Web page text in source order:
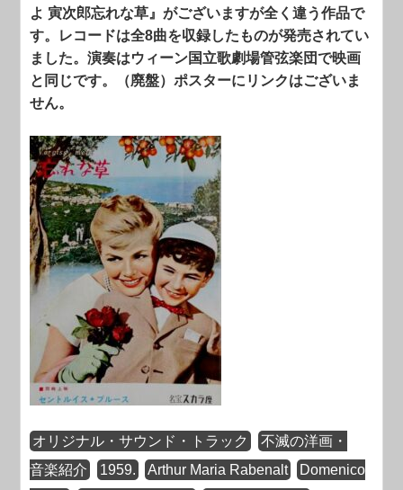
よ 寅次郎忘れな草』がございますが全く違う作品で
す。レコードは全8曲を収録したものが発売されてい
ました。演奏はウィーン国立歌劇場管弦楽団で映画
と同じです。（廃盤）ポスターにリンクはございま
せん。
オリジナル・サウンド・トラック
不滅の洋画・
音楽紹介
1959. Arthur Maria Rabenalt
Domenico